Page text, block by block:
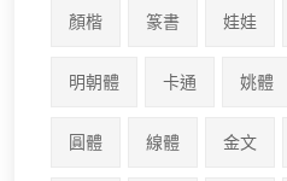
顏楷 篆書 娃娃
明朝體 卡通 姚體
圓體 線體 金文